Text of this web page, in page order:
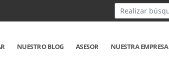
NUESTRO BLOG ASESOR NUESTRA EMPRESA